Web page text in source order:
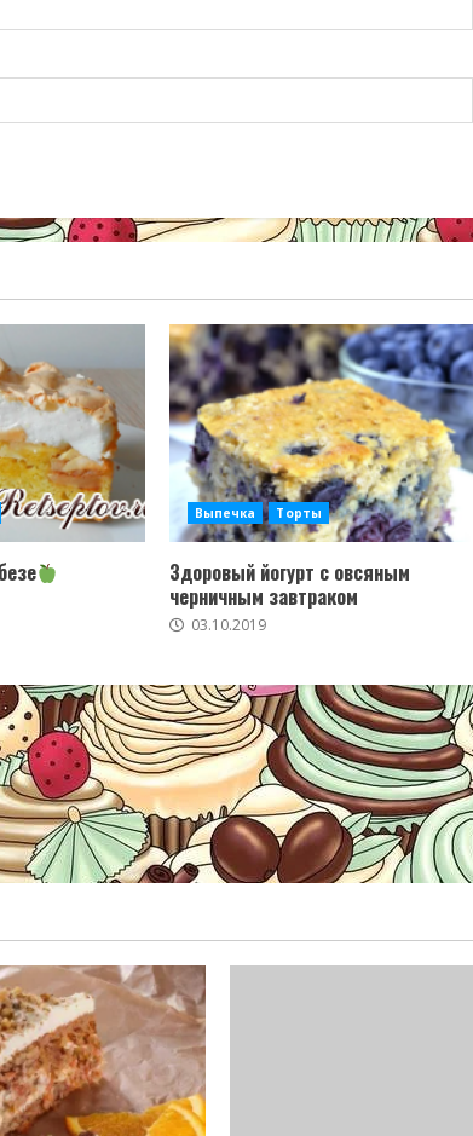
Выпечка Торты
Здоровый йогурт с овсяным
черничным завтраком
03.10.2019